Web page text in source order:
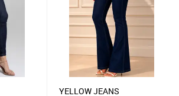
YELLOW JEANS